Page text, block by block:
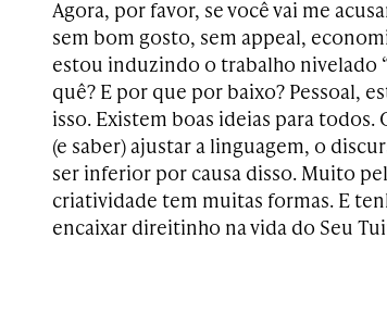
Agora, por favor, se você vai me
sem bom gosto, sem appeal,
estou induzindo o trabalho nivelado
quê? E por que por baixo? Pessoal,
isso. Existem boas ideias para todos.
(e saber) ajustar a linguagem, o
ser inferior por causa disso. Muito
criatividade tem muitas formas. E
encaixar direitinho na vida do Seu